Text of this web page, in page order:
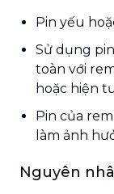
Pin yếu
Sử dụng
toàn với
hoặc hiện
Pin của
làm ảnh
Nguyên